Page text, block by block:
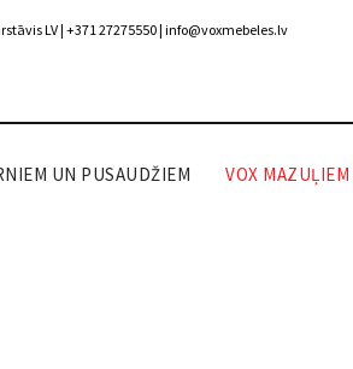
LV | +371 27275550 | info@voxmebeles.lv
UN PUSAUDŽIEM VOX MAZUĻIEM